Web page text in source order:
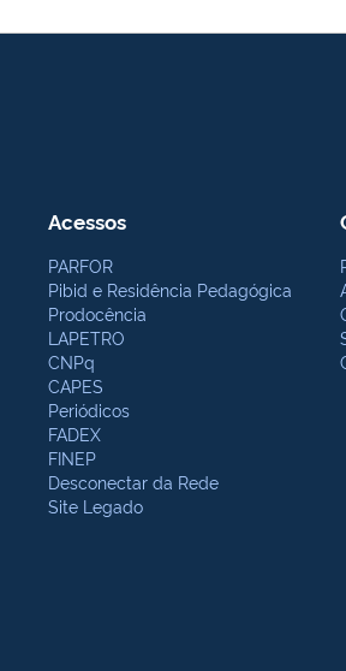
Acessos
PARFOR
Pibid e Residência Pedagógica
Prodocência
LAPETRO
CNPq
CAPES
Periódicos
FADEX
FINEP
Desconectar da Rede
Site Legado